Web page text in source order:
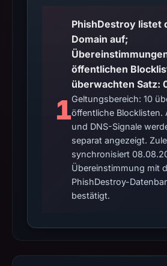
1
PhishDestroy listet
Domain auf;
öffentlichen
überwachten Satz:
Geltungsbereich: 10
öffentliche Blocklisten.
und DNS-Signale
separat angezeigt.
synchronisiert
Übereinstimmung mit
PhishDestroy-
bestätigt.